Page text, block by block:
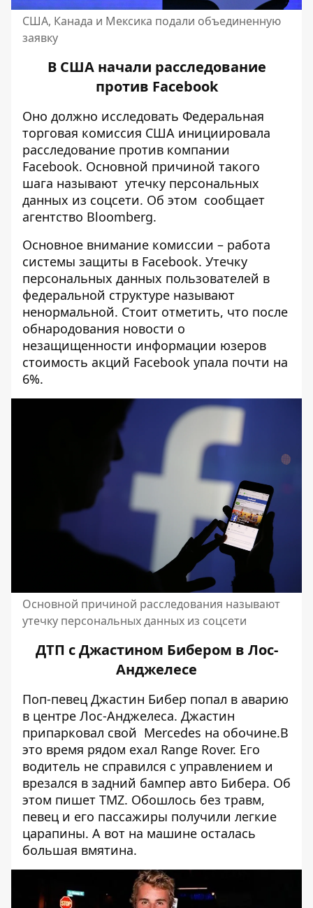
США, Канада и Мексика подали объединенную
заявку
В США начали расследование
против Facebook
Оно должно исследовать Федеральная
торговая комиссия США инициировала
расследование против компании
Facebook. Основной причиной такого
шага называют утечку персональных
данных из соцсети. Об этом сообщает
агентство Bloomberg.
Основное внимание комиссии – работа
системы защиты в Facebook. Утечку
персональных данных пользователей в
федеральной структуре называют
ненормальной. Стоит отметить, что после
обнародования новости о
незащищенности информации юзеров
стоимость акций Facebook упала почти на
6%.
Основной причиной расследования называют
утечку персональных данных из соцсети
ДТП с Джастином Бибером в Лос-
Анджелесе
Поп-певец Джастин Бибер попал в аварию
в центре Лос-Анджелеса. Джастин
припарковал свой Mercedes на обочине.В
это время рядом ехал Range Rover. Его
водитель не справился с управлением и
врезался в задний бампер авто Бибера. Об
этом пишет TMZ. Обошлось без травм,
певец и его пассажиры получили легкие
царапины. А вот на машине осталась
большая вмятина.